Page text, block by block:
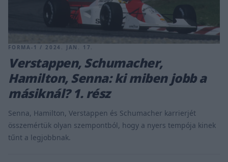
FORMA-1 / 2024. JAN. 17.
Verstappen, Schumacher,
Hamilton, Senna: ki miben jobb a
másiknál? 1. rész
Senna, Hamilton, Verstappen és Schumacher karrierjét
összemértük olyan szempontból, hogy a nyers tempója kinek
tűnt a legjobbnak.